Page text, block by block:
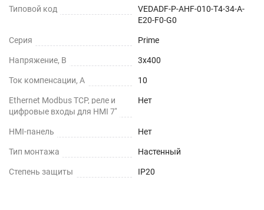
Типовой код
VEDADF-P-AHF-010-T4-34-A-
E20-F0-G0
Серия Prime
Напряжение, В 3х400
Ток компенсации, А 10
Ethernet Modbus TCP, реле и
цифровые входы для HMI 7''
Нет
HMI-панель Нет
Тип монтажа Настенный
Степень защиты IP20